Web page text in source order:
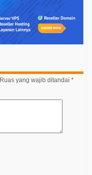
Ruas yang wajib ditandai *